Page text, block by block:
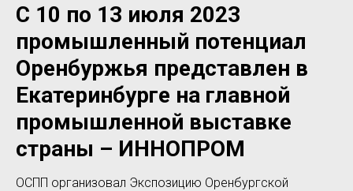
C 10 по 13 июля 2023
промышленный потенциал
Оренбуржья представлен в
Екатеринбурге на главной
промышленной выставке
страны – ИННОПРОМ
ОСПП организовал Экспозицию Оренбургской